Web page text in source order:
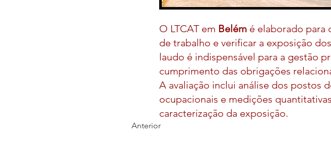
O LTCAT em Belém é elaborado para
de trabalho e verificar a exposição
laudo é indispensável para a gestão
cumprimento das obrigações
A avaliação inclui análise dos postos
ocupacionais e medições
caracterização da exposição.
Anterior